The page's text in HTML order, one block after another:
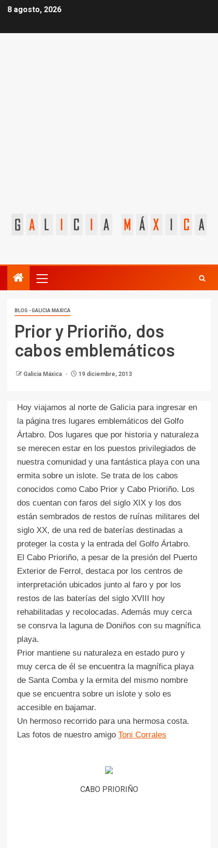
8 agosto, 2026
BLOG - GALICIA MAXICA
Prior y Prioriño, dos
cabos emblemáticos
Galicia Máxica 19 diciembre, 2013
Hoy viajamos al norte de Galicia para ingresar en
la página tres lugares emblemáticos del Golfo
Ártabro. Dos lugares que por historia y naturaleza
se merecen estar en los puestos privilegiados de
nuestra comunidad y una fantástica playa con una
ermita sobre un islote. Se trata de los cabos
conocidos como Cabo Prior y Cabo Prioriño. Los
dos cuentan con faros del siglo XIX y los dos
están sembrados de restos de ruínas militares del
siglo XX, de una red de baterías destinadas a
proteger la costa y la entrada del Golfo Ártabro.
El Cabo Prioriño, a pesar de la presión del Puerto
Exterior de Ferrol, destaca por los centros de
interpretación ubicados junto al faro y por los
restos de las baterías del siglo XVIII hoy
rehabilitadas y recolocadas. Además muy cerca
se consrva la laguna de Doniños con su magnífica
playa.
Prior mantiene su naturaleza en estado puro y
muy cerca de él se encuentra la magnífica playa
de Santa Comba y la ermita del mismo nombre
que se encuentra sobre un islote y solo es
accesible en bajamar.
Un hermoso recorrido para una hermosa costa.
Las fotos de nuestro amigo Toni Corrales
CABO PRIORIÑO